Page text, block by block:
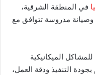
في المنطقة الشرقية،
مدروسة تتوافق مع
الميكانيكية
بجودة التنفيذ ودقة العمل،